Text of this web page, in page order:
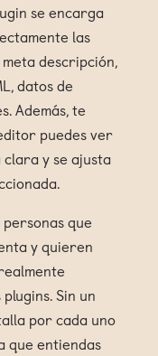
se encarga
las
descripción,
datos de
Además, te
puedes ver
y se ajusta
que
y quieren
Sin un
por cada uno
que entiendas